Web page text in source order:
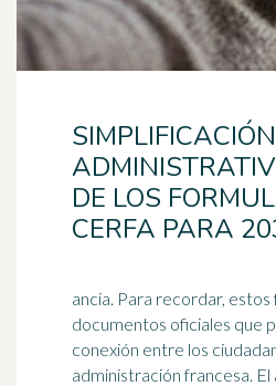
SIMPLIFICACIÓN
DE LOS
CERFA PARA
ancia. Para recordar, estos formularios son los
documentos oficiales que
conexión entre los
administración francesa. El